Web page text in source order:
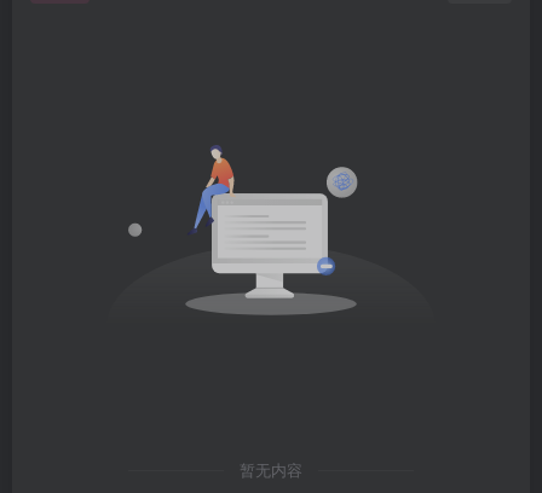
暂无内容